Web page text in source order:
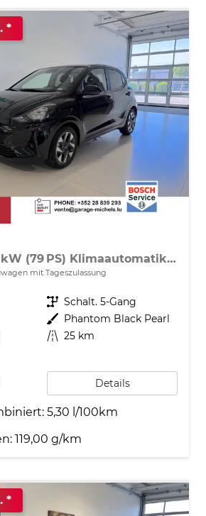
GO+ 1.2 MT 58 kW (79 PS) Klimaautomatik, Navigationssystem, Apple CarPlay & Android Auto, Sitzheizung, Lenkradheizung, Einparkhilfe hinten, Rückfahrkamera, Privacy Glass, 15" Leichtmetallfelgen, uvm.
mit Tageszulassung
Getriebe Schalt. 5-Gang
Außenfarbe Phantom Black Pearl
Kilometerstand 25 km
Details
5,30 l/100km
119,00 g/km